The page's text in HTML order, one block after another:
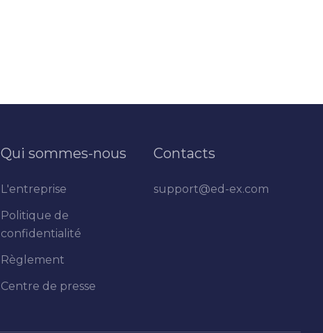
Qui sommes-nous
L'entreprise
Politique de
confidentialité
Règlement
Centre de presse
Contacts
support@ed-ex.com